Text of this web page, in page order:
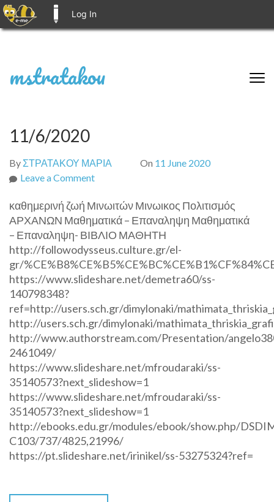
Log In
mstratakou
11/6/2020
By ΣΤΡΑΤΑΚΟΥ ΜΑΡΙΑ On 11 June 2020
Leave a Commenton
καθημερινή ζωή Μινωιτών Μινωικος Πολιτισμός
ΑΡΧΑΝΩΝ Μαθηματικά – Επαναληψη Μαθηματικά
– Επαναληψη- ΒΙΒΛΙΟ ΜΑΘΗΤΗ
http://followodysseus.culture.gr/el-
gr/
https://www.slideshare.net/demetra60/ss-
140798348?
ref=http://users.sch.gr/dimylonaki/
http://users.sch.gr/dimylonaki/
http://www.authorstream.com/Presentation/
2461049/
https://www.slideshare.net/mfroudaraki/ss-
35140573?next_slideshow=1
https://www.slideshare.net/mfroudaraki/ss-
35140573?next_slideshow=1
http://ebooks.edu.gr/modules/ebook/show.php/
C103/737/4825,21996/
https://pt.slideshare.net/irinikel/ss-53275324?ref=